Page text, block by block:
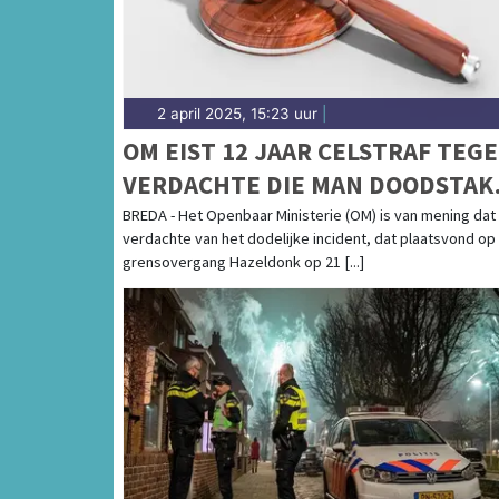
2 april 2025, 15:23 uur
OM EIST 12 JAAR CELSTRAF
VERDACHTE DIE MAN DOODSTAK
OP GRENSOVERGANG
BREDA - Het Openbaar Ministerie (OM) is van mening
verdachte van het dodelijke incident, dat plaatsvond op
grensovergang Hazeldonk op 21 [...]